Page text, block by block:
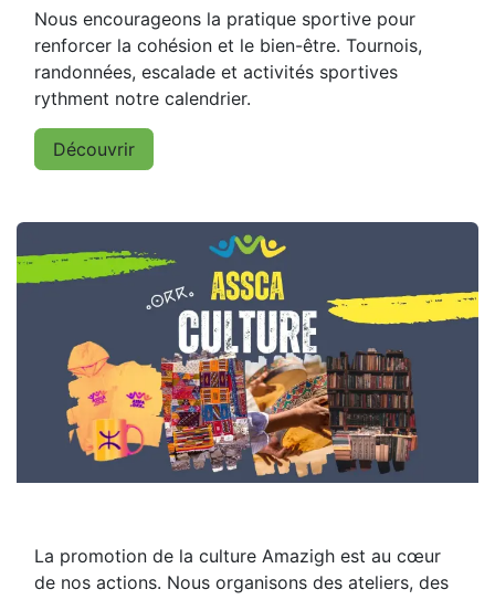
Nous encourageons la pratique sportive pour
renforcer la cohésion et le bien-être. Tournois,
randonnées, escalade et activités sportives
rythment notre calendrier.
Découvrir
La promotion de la culture Amazigh est au cœur
de nos actions. Nous organisons des ateliers, des